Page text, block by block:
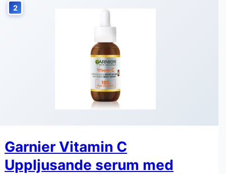
2
Garnier Vitamin C
Uppljusande serum med